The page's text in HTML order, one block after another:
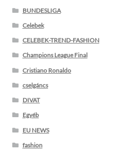
BUNDESLIGA
Celebek
CELEBEK-TREND-FASHION
Champions League Final
Cristiano Ronaldo
cselgáncs
DIVAT
Egyéb
EU NEWS
fashion